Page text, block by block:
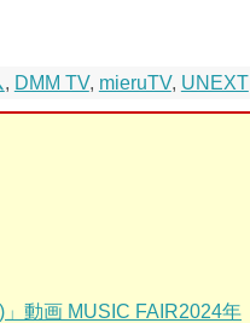
, DMM TV, mieruTV, UNEXT
動画 MUSIC FAIR2024年